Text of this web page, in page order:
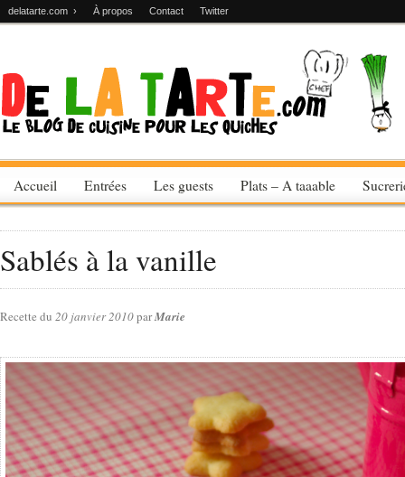
delatarte.com › À propos Contact Twitter
Accueil Entrées Les guests Plats – A taaable
Sablés à la vanille
Recette du 20 janvier 2010parMarie